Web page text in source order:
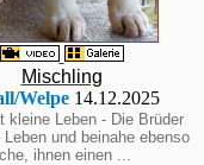
Mischling
Welpe14.12.2025
kleine Leben - Die Brüder
und beinahe ebenso
ihnen einen ...